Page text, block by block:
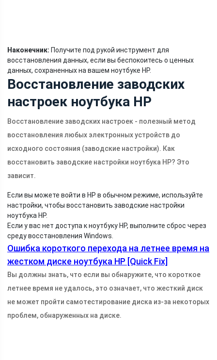
Наконечник: Получите под рукой инструмент для
восстановления данных, если вы беспокоитесь о ценных
данных, сохраненных на вашем ноутбуке HP.
Восстановление заводских
настроек ноутбука HP
Восстановление заводских настроек - полезный метод
восстановления любых электронных устройств до
исходного состояния (заводские настройки). Как
восстановить заводские настройки ноутбука HP? Это
зависит.
Если вы можете войти в HP в обычном режиме, используйте
настройки, чтобы восстановить заводские настройки
ноутбука HP.
Если у вас нет доступа к ноутбуку HP, выполните сброс через
среду восстановления Windows.
Ошибка короткого перехода на летнее время на
жестком диске ноутбука HP [Quick Fix]
Вы должны знать, что если вы обнаружите, что короткое
летнее время не удалось, это означает, что жесткий диск
не может пройти самотестирование диска из-за некоторых
проблем, обнаруженных на диске.